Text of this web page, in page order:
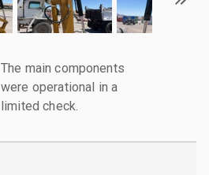
The main components
were operational in a
limited check.